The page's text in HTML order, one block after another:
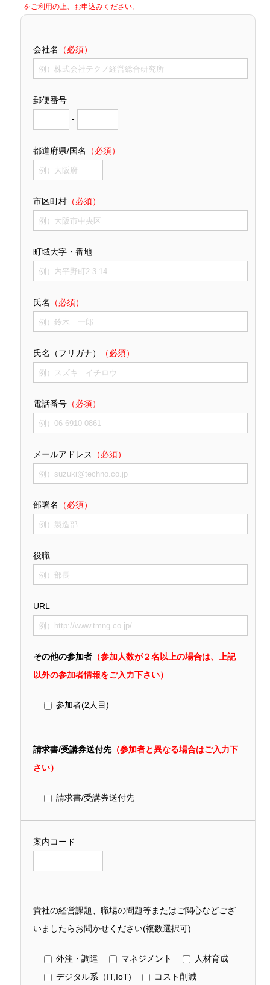
をご利用の上、お申込みください。
会社名 （必須）
郵便番号
-
都道府県/国名 （必須）
市区町村 （必須）
町域大字・番地
氏名 （必須）
氏名（フリガナ） （必須）
電話番号 （必須）
メールアドレス （必須）
部署名 （必須）
役職
URL
その他の参加者 （参加人数が２名以上の場合は、上記
以外の参加者情報をご入力下さい）
参加者(2人目)
請求書/受講券送付先（参加者と異なる場合はご入力下
さい）
請求書/受講券送付先
案内コード
貴社の経営課題、職場の問題等またはご関心などござ
いましたらお聞かせください(複数選択可)
外注・調達 マネジメント
人材育成
デジタル系（IT,IoT)
コスト削減